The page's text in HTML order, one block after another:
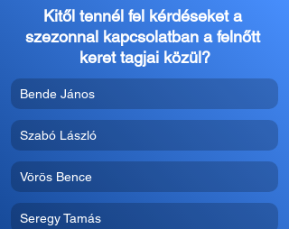
Kitől tennél fel kérdéseket a
szezonnal kapcsolatban a felnőtt
keret tagjai közül?
Bende János
Szabó László
Vörös Bence
Seregy Tamás